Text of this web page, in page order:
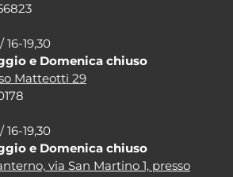
19,30
e Domenica chiuso
Matteotti 29
19,30
e Domenica chiuso
via San Martino 1, presso